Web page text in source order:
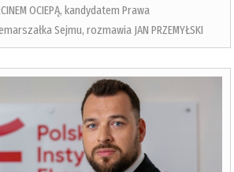
OCIEPĄ, kandydatem Prawa
Sejmu, rozmawia JAN PRZEMYŁSKI